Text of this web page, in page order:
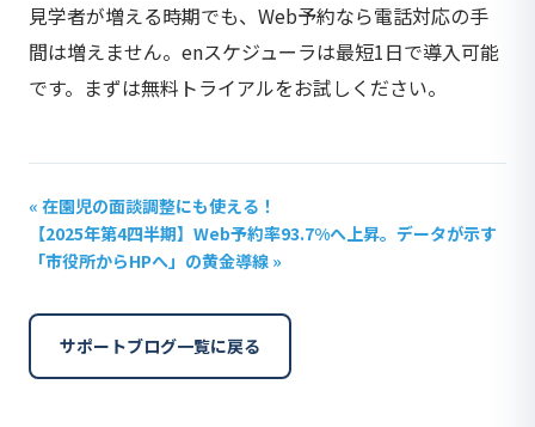
見学者が増える時期でも、Web予約なら電話対応の手
間は増えません。enスケジューラは最短1日で導入可能
です。まずは無料トライアルをお試しください。
« 在園児の面談調整にも使える！
【2025年第4四半期】Web予約率93.7%へ上昇。データが示す
「市役所からHPへ」の黄金導線 »
サポートブログ一覧に戻る